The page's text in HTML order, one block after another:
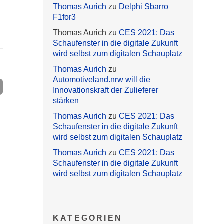
Thomas Aurich zu Delphi Sbarro
F1for3
Thomas Aurich zu CES 2021: Das
Schaufenster in die digitale Zukunft
wird selbst zum digitalen Schauplatz
Thomas Aurich zu
Automotiveland.nrw will die
Innovationskraft der Zulieferer
stärken
Thomas Aurich zu CES 2021: Das
Schaufenster in die digitale Zukunft
wird selbst zum digitalen Schauplatz
Thomas Aurich zu CES 2021: Das
Schaufenster in die digitale Zukunft
wird selbst zum digitalen Schauplatz
KATEGORIEN